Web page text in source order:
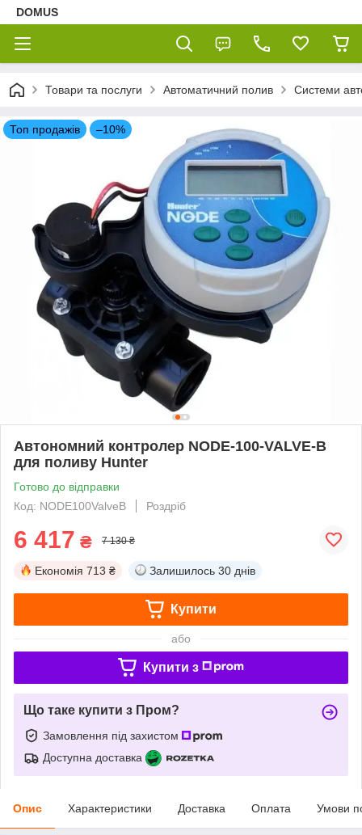
DOMUS
Товари та послуги Автоматичний полив Системи
Топ продажів –10%
Автономний контролер NODE-100-VALVE-B
для поливу Hunter
Готово до відправки
Код: NODE100ValveB
Роздріб
6 417 ₴ 7 130 ₴
Економія 713 ₴ Залишилось 30 днів
Купити
або
Купити з
Що таке купити з Пром?
Замовлення під захистом
Доступна доставка
Опис Характеристики Доставка Оплата Умови